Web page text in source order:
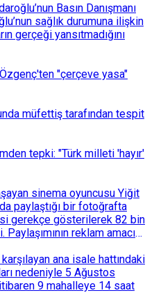
Basın Danışmanı
sağlık durumuna ilişkin
gerçeği yansıtmadığını
"çerçeve yasa"
müfettiş tarafından tespit
tepki: "Türk milleti 'hayır'
sinema oyuncusu Yiğit
paylaştığı bir fotoğrafta
gerekçe gösterilerek 82 bin
reklam amacı
iptali için yargıya
ana isale hattındaki
nedeniyle 5 Ağustos
9 mahalleye 14 saat